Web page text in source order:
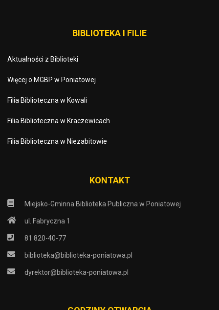
BIBLIOTEKA I FILIE
Aktualności z Biblioteki
Więcej o MGBP w Poniatowej
Filia Biblioteczna w Kowali
Filia Biblioteczna w Kraczewicach
Filia Biblioteczna w Niezabitowie
KONTAKT
Miejsko-Gminna Biblioteka Publiczna w Poniatowej
ul. Fabryczna 1
81 820-40-77
biblioteka@biblioteka-poniatowa.pl
dyrektor@biblioteka-poniatowa.pl